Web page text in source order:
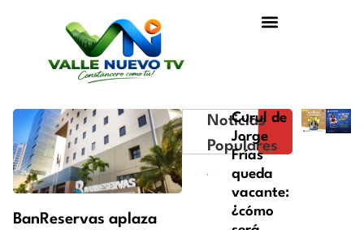
BanReservas aplaza
Noticias
Populares
Curul de
Jorge
Frías
queda
vacante:
¿cómo